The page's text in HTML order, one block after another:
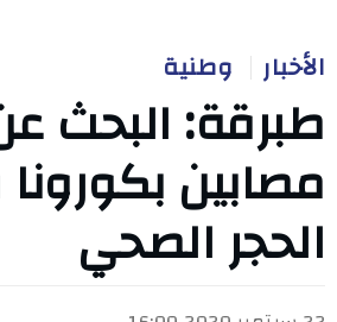
الأخبار وطنية
طبرقة: البحث
مصابين
الحجر الصحي